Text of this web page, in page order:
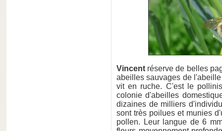
Vincent réserve de belles
abeilles sauvages de
vit en ruche. C'est le
colonie d'abeilles
dizaines de milliers
sont très poilues et munies
pollen. Leur langue de 6